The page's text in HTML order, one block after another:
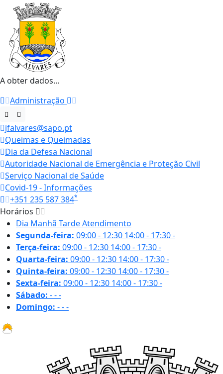
A obter dados...
Administração
jfalvares@sapo.pt
Queimas e Queimadas
Dia da Defesa Nacional
Autoridade Nacional de Emergência e Proteção Civil
Serviço Nacional de Saúde
Covid-19 - Informações
+351 235 587 384*
Horários
Dia Manhã TardeAtendimento
Segunda-feira: 09:00 - 12:30 14:00 - 17:30-
Terça-feira: 09:00 - 12:30 14:00 - 17:30-
Quarta-feira: 09:00 - 12:30 14:00 - 17:30-
Quinta-feira: 09:00 - 12:30 14:00 - 17:30-
Sexta-feira: 09:00 - 12:30 14:00 - 17:30-
Sábado: ---
Domingo: ---